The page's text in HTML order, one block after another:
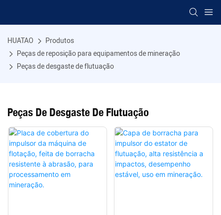
HUATAO
Produtos
Peças de reposição para equipamentos de mineração
Peças de desgaste de flutuação
Peças De Desgaste De Flutuação